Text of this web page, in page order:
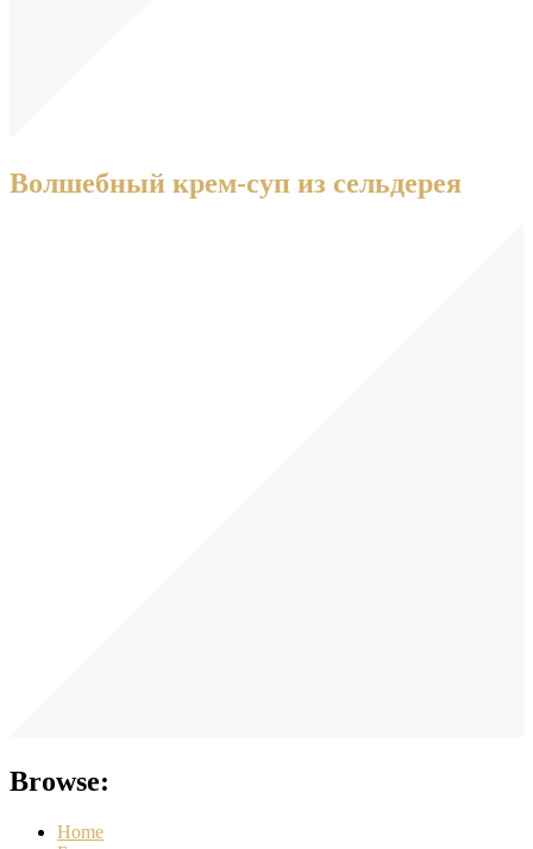
Волшебный крем-суп из сельдерея
Browse:
Home